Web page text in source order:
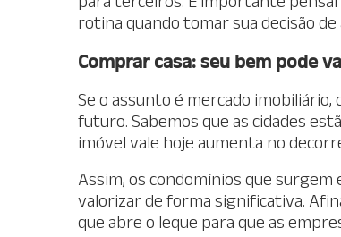
rotina quando tomar sua decisão
Comprar casa: seu bem pode
Se o assunto é mercado
futuro. Sabemos que as cidades
imóvel vale hoje aumenta no
Assim, os condomínios que
valorizar de forma significativa.
que abre o leque para que as